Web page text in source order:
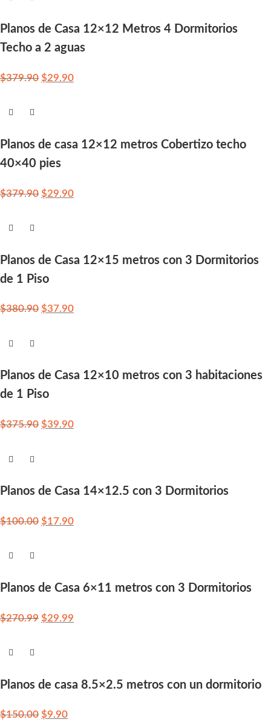
Planos de Casa 12×12 Metros 4 Dormitorios
Techo a 2 aguas
$379.90 $29.90
Planos de casa 12×12 metros Cobertizo techo
40×40 pies
$379.90 $29.90
Planos de Casa 12×15 metros con 3 Dormitorios
de 1 Piso
$380.90 $37.90
Planos de Casa 12×10 metros con 3 habitaciones
de 1 Piso
$375.90 $39.90
Planos de Casa 14×12.5 con 3 Dormitorios
$100.00 $17.90
Planos de Casa 6×11 metros con 3 Dormitorios
$270.99 $29.99
Planos de casa 8.5×2.5 metros con un dormitorio
$150.00 $9.90